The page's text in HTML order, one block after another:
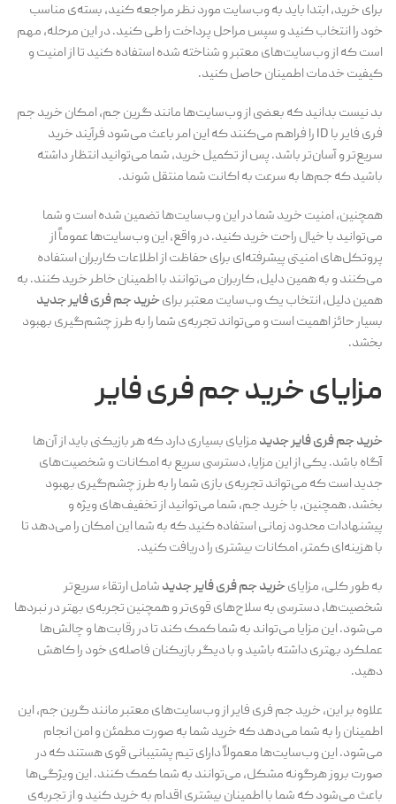
برای خرید، ابتدا باید به وب‌سایت مورد نظر مراجعه کنید، بسته‌ی مناسب
خود را انتخاب کنید و سپس مراحل پرداخت را طی کنید. در این مرحله، مهم
است که از وب‌سایت‌های معتبر و شناخته شده استفاده کنید تا از امنیت و
کیفیت خدمات اطمینان حاصل کنید.
بد نیست بدانید که بعضی از وب‌سایت‌ها مانند گرین جم، امکان خرید جم
فری فایر با ID را فراهم می‌کنند که این امر باعث می‌شود فرآیند خرید
سریع‌تر و آسان‌تر باشد. پس از تکمیل خرید، شما می‌توانید انتظار داشته
باشید که جم‌ها به سرعت به اکانت شما منتقل شوند.
همچنین، امنیت خرید شما در این وب‌سایت‌ها تضمین شده است و شما
می‌توانید با خیال راحت خرید کنید. در واقع، این وب‌سایت‌ها عموماً از
پروتکل‌های امنیتی پیشرفته‌ای برای حفاظت از اطلاعات کاربران استفاده
می‌کنند و به همین دلیل، کاربران می‌توانند با اطمینان خاطر خرید کنند. به
همین دلیل، انتخاب یک وب‌سایت معتبر برایخرید جم فری فایر جدید
بسیار حائز اهمیت است و می‌تواند تجربه‌ی شما را به طرز چشم‌گیری بهبود
بخشد.
مزایای خرید جم فری فایر
خرید جم فری فایر جدیدمزایای بسیاری دارد که هر بازیکنی باید از آن‌ها
آگاه باشد. یکی از این مزایا، دسترسی سریع به امکانات و شخصیت‌های
جدید است که می‌تواند تجربه‌ی بازی شما را به طرز چشم‌گیری بهبود
بخشد. همچنین، با خرید جم، شما می‌توانید از تخفیف‌های ویژه و
پیشنهادات محدود زمانی استفاده کنید که به شما این امکان را می‌دهد تا
با هزینه‌ای کمتر، امکانات بیشتری را دریافت کنید.
به طور کلی، مزایایخرید جم فری فایر جدیدشامل ارتقاء سریع‌تر
شخصیت‌ها، دسترسی به سلاح‌های قوی‌تر و همچنین تجربه‌ی بهتر در نبردها
می‌شود. این مزایا می‌تواند به شما کمک کند تا در رقابت‌ها و چالش‌ها
عملکرد بهتری داشته باشید و با دیگر بازیکنان فاصله‌ی خود را کاهش
دهید.
علاوه بر این، خرید جم فری فایر از وب‌سایت‌های معتبر مانند گرین جم، این
اطمینان را به شما می‌دهد که خرید شما به صورت مطمئن و امن انجام
می‌شود. این وب‌سایت‌ها معمولاً دارای تیم پشتیبانی قوی هستند که در
صورت بروز هرگونه مشکل، می‌توانند به شما کمک کنند. این ویژگی‌ها
باعث می‌شود که شما با اطمینان بیشتری اقدام به خرید کنید و از تجربه‌ی